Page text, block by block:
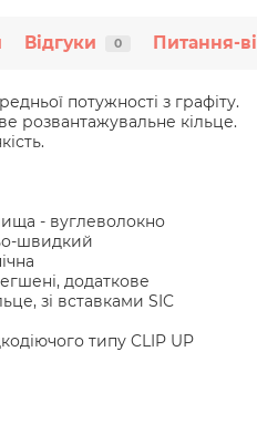
Відгуки 0 Питання-
потужності з графіту.
розвантажувальне кільце.
- вуглеволокно
швидкий
додаткове
зі вставками SIC
типу CLIP UP